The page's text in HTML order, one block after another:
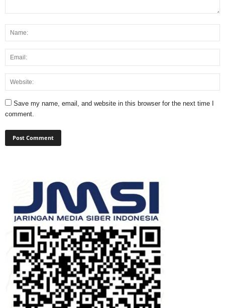
Save my name, email, and website in this browser for the next time I
comment.